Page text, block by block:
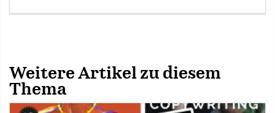
Weitere Artikel zu diesem
Thema